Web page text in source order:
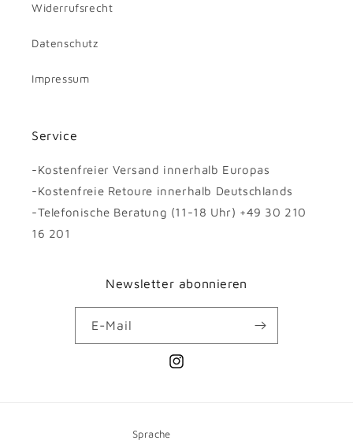
Widerrufsrecht
Datenschutz
Impressum
Service
-Kostenfreier Versand innerhalb Europas
-Kostenfreie Retoure innerhalb Deutschlands
-Telefonische Beratung (11-18 Uhr) +49 30 210
16 201
Newsletter abonnieren
E-Mail
Instagram
Sprache